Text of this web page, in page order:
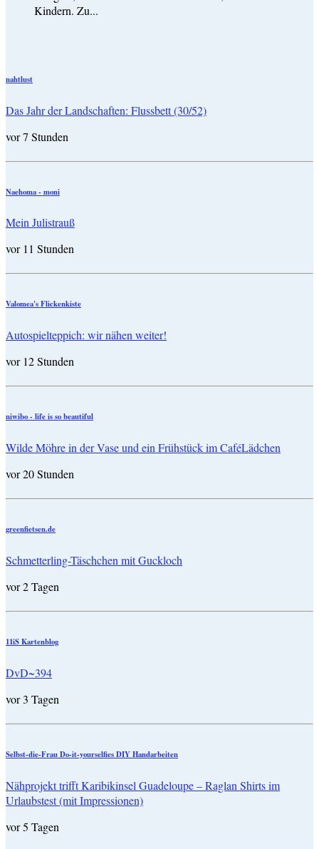
Kindern. Zu...
nahtlust
Das Jahr der Landschaften: Flussbett (30/52)
vor 7 Stunden
Naehoma - moni
Mein Julistrauß
vor 11 Stunden
Valomea's Flickenkiste
Autospielteppich: wir nähen weiter!
vor 12 Stunden
niwibo - life is so beautiful
Wilde Möhre in der Vase und ein Frühstück im CaféLädchen
vor 20 Stunden
greenfietsen.de
Schmetterling-Täschchen mit Guckloch
vor 2 Tagen
11iS Kartenblog
DvD~394
vor 3 Tagen
Selbst-die-Frau Do-it-yourselfies DIY Handarbeiten
Nähprojekt trifft Karibikinsel Guadeloupe – Raglan Shirts im
Urlaubstest (mit Impressionen)
vor 5 Tagen